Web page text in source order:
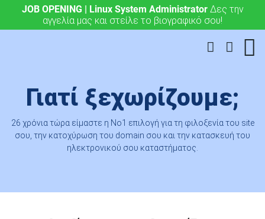
JOB OPENING | Linux System AdministratorΔες την
αγγελία μας και στείλε το βιογραφικό σου!
.eu & .ευ domains μόνο 4,90 €/έτος.Χάραξε την
ευρωπαϊκή σου πορεία σήμερα!
Γιατί ξεχωρίζουμε;
26 χρόνια τώρα είμαστε η Νο1 επιλογή για τη φιλοξενία του site
σου, την κατοχύρωση του domain σου και την κατασκευή του
ηλεκτρονικού σου καταστήματος.